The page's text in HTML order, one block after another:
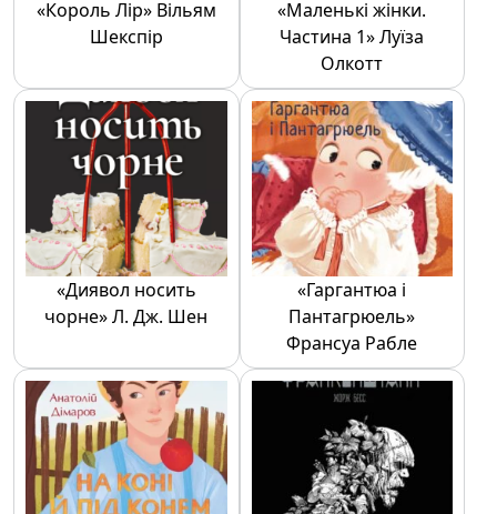
«Король Лір» Вільям
Шекспір
«Маленькі жінки.
Частина 1» Луїза
Олкотт
«Диявол носить
чорне» Л. Дж. Шен
«Гаргантюа і
Пантагрюель»
Франсуа Рабле